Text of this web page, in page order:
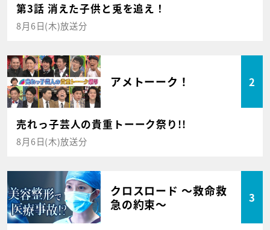
第3話 消えた子供と兎を追え！
8月6日(木)放送分
アメトーーク！ 2
売れっ子芸人の貴重トーーク祭り!!
8月6日(木)放送分
クロスロード ～救命救
急の約束～
3